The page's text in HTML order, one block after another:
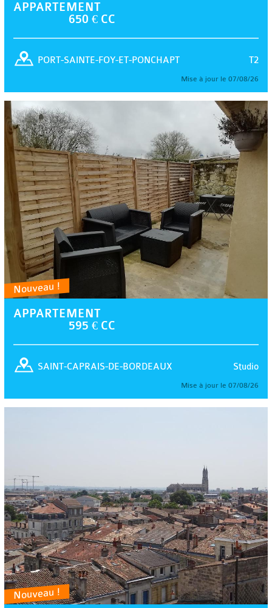
APPARTEMENT
650 € CC
T2
PORT-SAINTE-FOY-ET-PONCHAPT
Mise à jour le 07/08/26
Nouveau !
APPARTEMENT
595 € CC
Studio
SAINT-CAPRAIS-DE-BORDEAUX
Mise à jour le 07/08/26
Nouveau !